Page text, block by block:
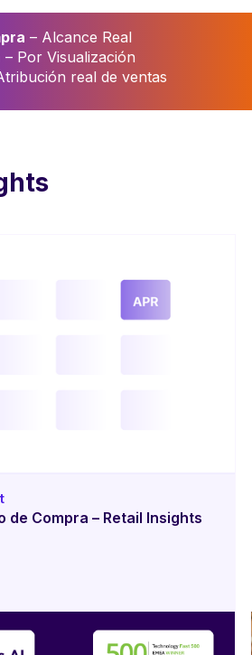
– Alcance Real
– Por Visualización
real de ventas
de Compra – Retail Insights